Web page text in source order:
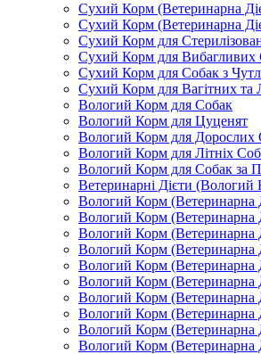
Сухий Корм (Ветеринарна
Сухий Корм (Ветеринарна
Сухий Корм для
Сухий Корм для Вибагливих
Сухий Корм для Собак з
Сухий Корм для Вагітних та
Вологий Корм для Собак
Вологий Корм для Цуценят
Вологий Корм для Дорослих
Вологий Корм для Літніх
Вологий Корм для Собак за
Ветеринарні Дієти (Вологий
Вологий Корм
Вологий Корм (Ветеринарна
Вологий Корм (Ветеринарна
Вологий Корм (Ветеринарна
Вологий Корм (Ветеринарна
Вологий Корм (Ветеринарна
Вологий Корм (Ветеринарна
Вологий Корм (Ветеринарна
Вологий Корм (Ветеринарна
Вологий Корм (Ветеринарна